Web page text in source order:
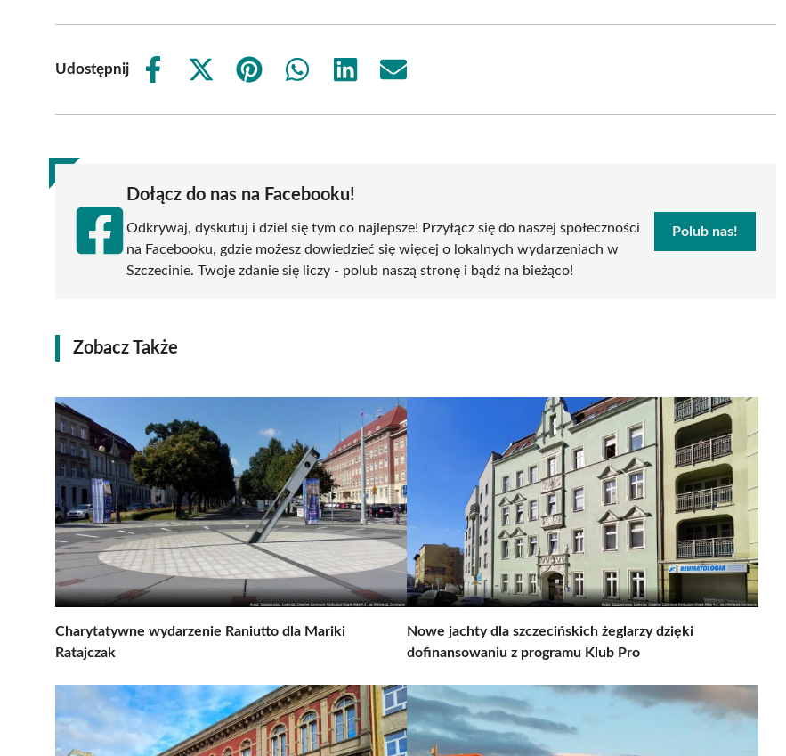
Udostępnij
Share
Share
(Twitter)
Share
Share
Share
Share
Dołącz do nas na Facebooku!
Odkrywaj, dyskutuj i dziel się tym co najlepsze! Przyłącz się do naszej społeczności
na Facebooku, gdzie możesz dowiedzieć się więcej o lokalnych wydarzeniach w
Szczecinie. Twoje zdanie się liczy - polub naszą stronę i bądź na bieżąco!
Polub nas!
Zobacz Także
Charytatywne wydarzenie Raniutto dla Mariki
Ratajczak
Nowe jachty dla szczecińskich żeglarzy dzięki
dofinansowaniu z programu Klub Pro